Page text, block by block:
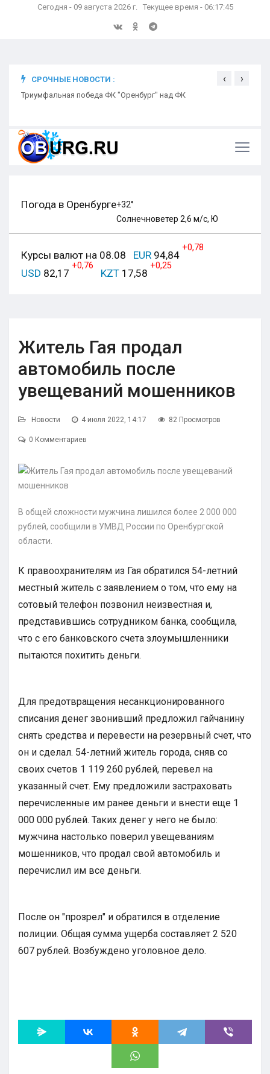
Сегодня - 09 августа 2026 г. Текущее время - 06:17:46
СРОЧНЫЕ НОВОСТИ :
Триумфальная победа ФК "Оренбург" над ФК
‹ ›
Погода в Оренбурге+32°
Солнечноветер 2,6 м/с, Ю
Курсы валют на 08.08 EUR 94,84
+0,78
USD 82,17
+0,76
KZT 17,58
+0,25
Житель Гая продал
автомобиль после
увещеваний мошенников
Новости 4 июля 2022, 14:17 82 Просмотров
0 Комментариев
В общей сложности мужчина лишился более 2 000 000
рублей, сообщили в УМВД России по Оренбургской
области.
К правоохранителям из Гая обратился 54-летний
местный житель с заявлением о том, что ему на
сотовый телефон позвонил неизвестная и,
представившись сотрудником банка, сообщила,
что с его банковского счета злоумышленники
пытаются похитить деньги.
Для предотвращения несанкционированного
списания денег звонивший предложил гайчанину
снять средства и перевести на резервный счет, что
он и сделал. 54-летний житель города, сняв со
своих счетов 1 119 260 рублей, перевел на
указанный счет. Ему предложили застраховать
перечисленные им ранее деньги и внести еще 1
000 000 рублей. Таких денег у него не было:
мужчина настолько поверил увещеваниям
мошенников, что продал свой автомобиль и
перечислил им все деньги.
После он "прозрел" и обратился в отделение
полиции. Общая сумма ущерба составляет 2 520
607 рублей. Возбуждено уголовное дело.